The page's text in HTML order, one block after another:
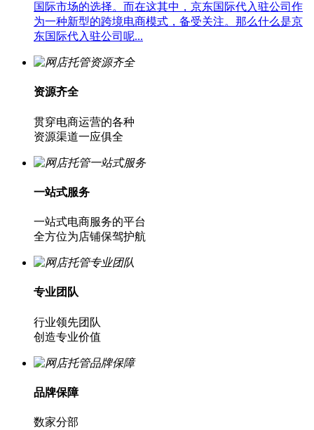
国际市场的选择。而在这其中，京东国际代入驻公司作
为一种新型的跨境电商模式，备受关注。那么什么是京
东国际代入驻公司呢...
资源齐全
贯穿电商运营的各种
资源渠道一应俱全
一站式服务
一站式电商服务的平台
全方位为店铺保驾护航
专业团队
行业领先团队
创造专业价值
品牌保障
数家分部